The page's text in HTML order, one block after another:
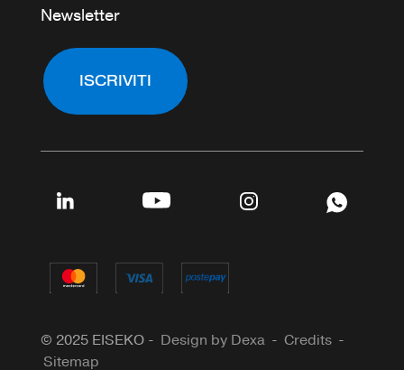
Newsletter
ISCRIVITI
© 2025 EISEKO - Design by Dexa - Credits -
Sitemap